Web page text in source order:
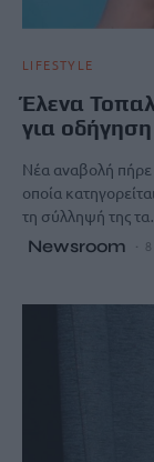
LIFESTYLE
Έλενα
για
Νέα αναβολή πήρε
οποία
τη σύλληψή της
Newsroom